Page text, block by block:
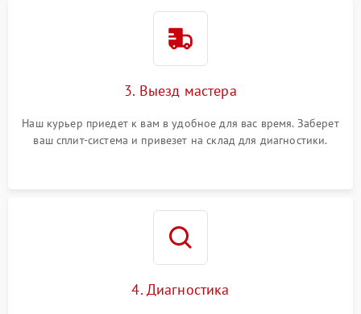
3. Выезд мастера
Наш курьер приедет к вам в удобное для вас время. Заберет
ваш сплит-система и привезет на склад для диагностики.
4. Диагностика